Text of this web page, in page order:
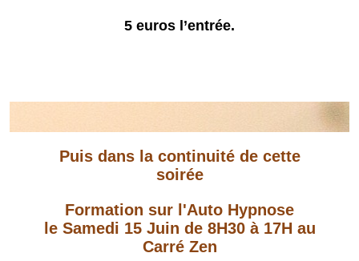
5 euros l’entrée.
Puis dans la continuité de cette
soirée
Formation sur l'Auto Hypnose
le Samedi 15 Juin de 8H30 à 17H au
Carré Zen